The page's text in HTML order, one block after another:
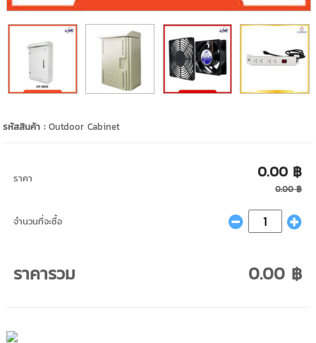
รหัสสินค้า :Outdoor Cabinet
ราคา 0.00 ฿
0.00 ฿
จำนวนที่จะซื้อ
ราคารวม 0.00 ฿